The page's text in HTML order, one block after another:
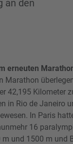
an den
erneuten
Marathon
42,195 Kilometer
in Rio de Janeiro
In Paris
16
und 1500 m und